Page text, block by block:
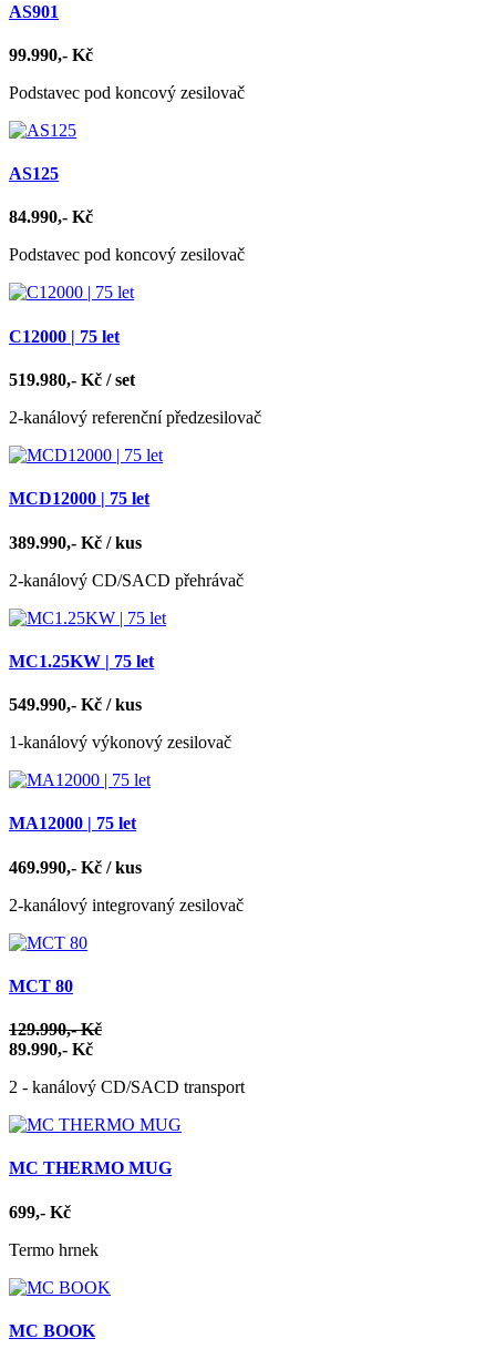
AS901
99.990,- Kč
Podstavec pod koncový zesilovač
AS125
84.990,- Kč
Podstavec pod koncový zesilovač
C12000 | 75 let
519.980,- Kč / set
2-kanálový referenční předzesilovač
MCD12000 | 75 let
389.990,- Kč / kus
2-kanálový CD/SACD přehrávač
MC1.25KW | 75 let
549.990,- Kč / kus
1-kanálový výkonový zesilovač
MA12000 | 75 let
469.990,- Kč / kus
2-kanálový integrovaný zesilovač
MCT 80
129.990,- Kč
89.990,- Kč
2 - kanálový CD/SACD transport
MC THERMO MUG
699,- Kč
Termo hrnek
MC BOOK